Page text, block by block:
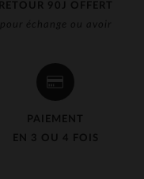
RETOUR 90J OFFERT
pour échange ou avoir
PAIEMENT
EN 3 OU 4 FOIS